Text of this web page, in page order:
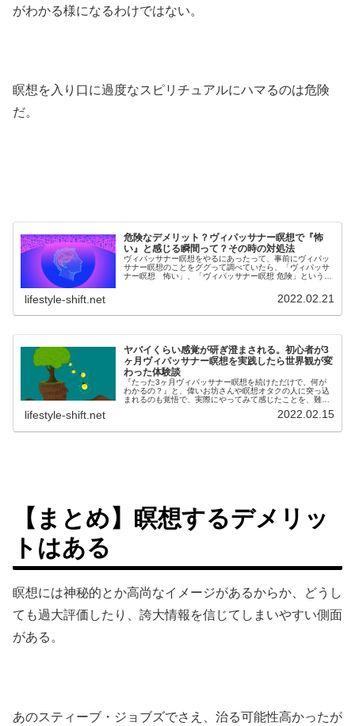
がわかる様になるわけではない。
瞑想を入り口に過度なスピリチュアルにハマるのは危険
だ。
危険なデメリット？ヴィパッサナー瞑想で『怖
い』と感じる瞬間って？その時の対処法
ヴィパッサナー瞑想をやるにあったって、事前にヴィパッ
サナー瞑想のことをググって調べていたら、「ヴィパッサ
ナー瞑想 怖い」、「ヴィパッサナー瞑想 危険」というキ
lifestyle-shift.net 2022.02.21
ヤバイくらい感覚が研ぎ澄まされる。初心者が3
ヶ月ヴィパッサナー瞑想を実践したら世界観が変
わった体験談
『たった3ヶ月ヴィパッサナー瞑想を続けただけで、何が
わかるの？』と、偉いお坊さんや瞑想オタクの人に突っ込
まれるのも覚悟で、実際にやってみて感じたことを、難し
lifestyle-shift.net 2022.02.15
【まとめ】瞑想するデメリッ
トはある
瞑想には神秘的とか高尚なイメージがあるからか、どうし
ても過大評価したり、誇大情報を信じてしまいやすい側面
がある。
あのスティーブ・ジョブズでさえ、治る可能性高かったが